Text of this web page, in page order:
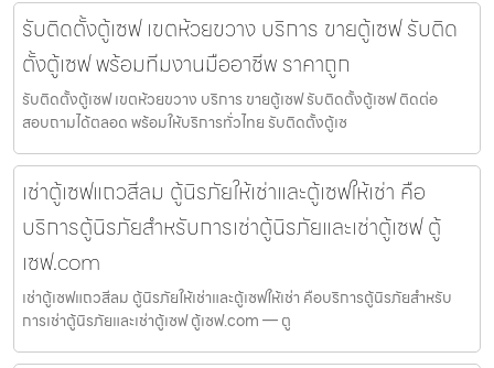
รับติดตั้งตู้เซฟ เขตห้วยขวาง บริการ ขายตู้เซฟ รับติด
ตั้งตู้เซฟ พร้อมทีมงานมืออาชีพ ราคาถูก
รับติดตั้งตู้เซฟ เขตห้วยขวาง บริการ ขายตู้เซฟ รับติดตั้งตู้เซฟ ติดต่อ
สอบถามได้ตลอด พร้อมให้บริการทั่วไทย รับติดตั้งตู้เซ
เช่าตู้เซฟแถวสีลม ตู้นิรภัยให้เช่าและตู้เซฟให้เช่า คือ
บริการตู้นิรภัยสำหรับการเช่าตู้นิรภัยและเช่าตู้เซฟ ตู้
เซฟ.com
เช่าตู้เซฟแถวสีลม ตู้นิรภัยให้เช่าและตู้เซฟให้เช่า คือบริการตู้นิรภัยสำหรับ
การเช่าตู้นิรภัยและเช่าตู้เซฟ ตู้เซฟ.com — ตู